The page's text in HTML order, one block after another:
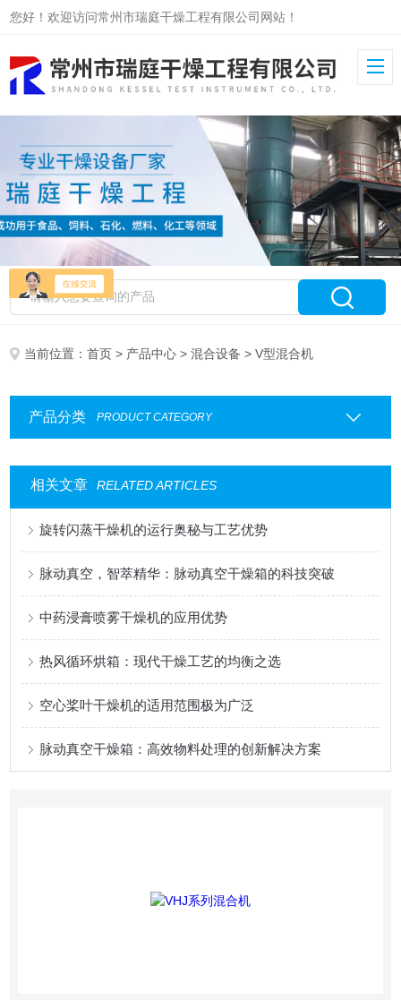
您好！欢迎访问常州市瑞庭干燥工程有限公司网站！
当前位置：首页 > 产品中心 >混合设备 > V型混合机
产品分类 PRODUCT CATEGORY
相关文章 RELATED ARTICLES
旋转闪蒸干燥机的运行奥秘与工艺优势
脉动真空，智萃精华：脉动真空干燥箱的科技突破
中药浸膏喷雾干燥机的应用优势
热风循环烘箱：现代干燥工艺的均衡之选
空心桨叶干燥机的适用范围极为广泛
脉动真空干燥箱：高效物料处理的创新解决方案